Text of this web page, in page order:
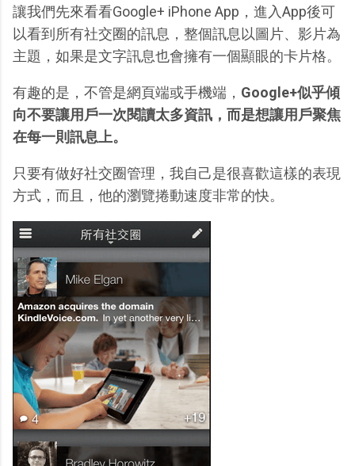
讓我們先來看看Google+ iPhone App，進入App後可
以看到所有社交圈的訊息，整個訊息以圖片、影片為
主題，如果是文字訊息也會擁有一個顯眼的卡片格。
有趣的是，不管是網頁端或手機端， Google+似乎傾
向不要讓用戶一次閱讀太多資訊，而是想讓用戶聚焦
在每一則訊息上。
只要有做好社交圈管理，我自己是很喜歡這樣的表現
方式，而且，他的瀏覽捲動速度非常的快。